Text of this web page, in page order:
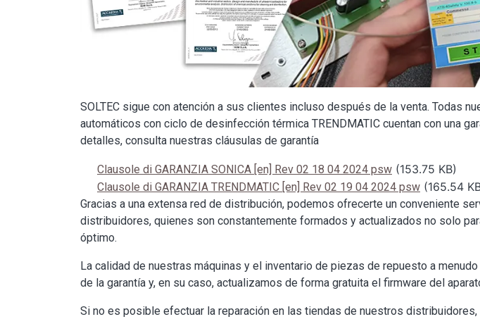
SOLTEC sigue con atención a sus clientes incluso después de la venta. Todas
automáticos con ciclo de desinfección térmica TRENDMATIC cuentan con una
detalles, consulta nuestras cláusulas de garantía
Clausole di GARANZIA SONICA [en] Rev 02 18 04 2024 psw (153.75 KB)
Clausole di GARANZIA TRENDMATIC [en] Rev 02 19 04 2024 psw (165.54
Gracias a una extensa red de distribución, podemos ofrecerte un conveniente
distribuidores, quienes son constantemente formados y actualizados no solo
óptimo.
La calidad de nuestras máquinas y el inventario de piezas de repuesto a
de la garantía y, en su caso, actualizamos de forma gratuita el firmware del
Si no es posible efectuar la reparación en las tiendas de nuestros